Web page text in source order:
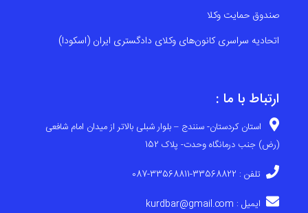
صندوق حمایت وکلا
اتحادیه سراسری کانون‌های وکلای دادگستری ایران (اسکودا)
ارتباط با ما :
استان کردستان- سنندج – بلوار شبلی بالاتر از میدان امام شافعی
(رض) جنب درمانگاه وحدت- پلاک 152
تلفن : 33568822-33568811-087
ایمیل : kurdbar@gmail.com